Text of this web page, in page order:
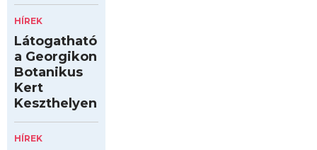
HÍREK
Látogatható
a Georgikon
Botanikus
Kert
Keszthelyen
HÍREK